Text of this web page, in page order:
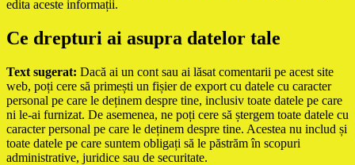
edita aceste informații.
Ce drepturi ai asupra datelor tale
Text sugerat: Dacă ai un cont sau ai lăsat comentarii pe acest site
web, poți cere să primești un fișier de export cu datele cu caracter
personal pe care le deținem despre tine, inclusiv toate datele pe care
ni le-ai furnizat. De asemenea, ne poți cere să ștergem toate datele cu
caracter personal pe care le deținem despre tine. Acestea nu includ și
toate datele pe care suntem obligați să le păstrăm în scopuri
administrative, juridice sau de securitate.